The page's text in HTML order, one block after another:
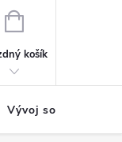
NÁKUPNÍ
košík
Vývoj software